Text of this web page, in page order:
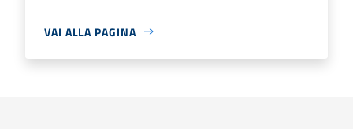
VAI ALLA PAGINA